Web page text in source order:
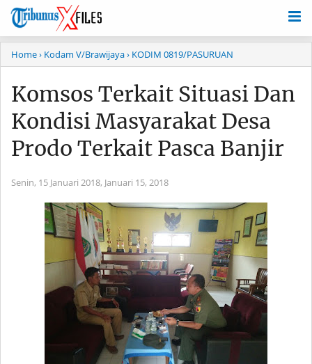
Home› Kodam V/Brawijaya› KODIM 0819/PASURUAN
Komsos Terkait Situasi Dan
Kondisi Masyarakat Desa
Prodo Terkait Pasca Banjir
Senin, 15 Januari 2018, Januari 15, 2018